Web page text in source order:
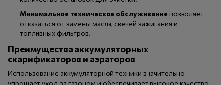
Минимальное техническое обслуживание позволяет
отказаться от замены масла, свечей зажигания и
топливных фильтров.
Преимущества аккумуляторных
скарификаторов и аэраторов
Использование аккумуляторной техники значительно
упрощает уход за газоном и обеспечивает высокое качество